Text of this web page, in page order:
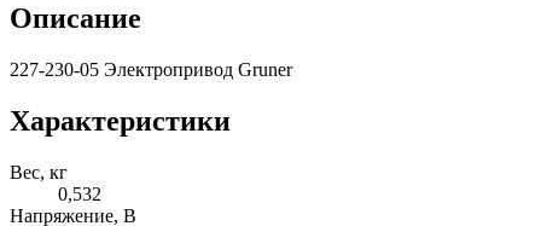
Описание
227-230-05 Электропривод Gruner
Характеристики
Вес, кг
0,532
Напряжение, B